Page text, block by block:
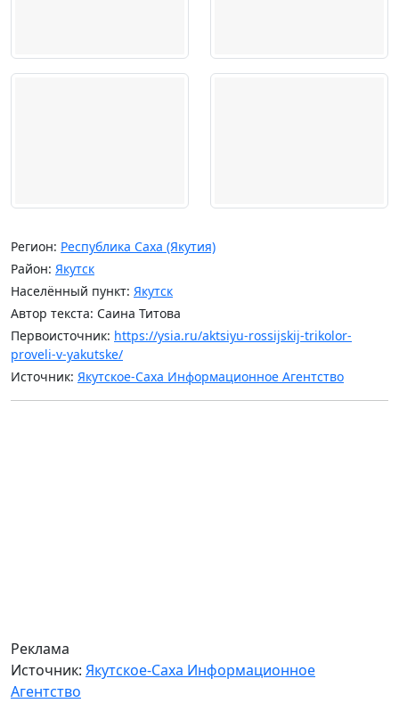
Регион: Республика Саха (Якутия)
Район: Якутск
Населённый пункт: Якутск
Автор текста: Саина Титова
Первоисточник: https://ysia.ru/aktsiyu-rossijskij-trikolor-
proveli-v-yakutske/
Источник: Якутское-Саха Информационное Агентство
Реклама
Источник: Якутское-Саха Информационное
Агентство